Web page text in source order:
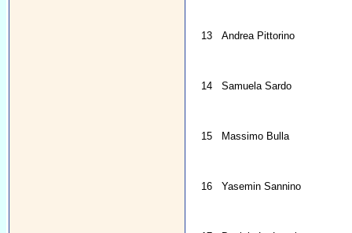
13 Andrea Pittorino
14 Samuela Sardo
15 Massimo Bulla
16 Yasemin Sannino